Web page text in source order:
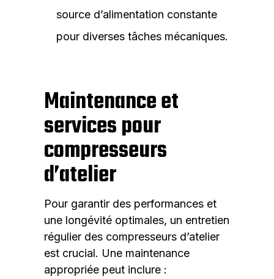
source d’alimentation constante
pour diverses tâches mécaniques.
Maintenance et
services pour
compresseurs
d’atelier
Pour garantir des performances et
une longévité optimales, un entretien
régulier des compresseurs d’atelier
est crucial. Une maintenance
appropriée peut inclure :